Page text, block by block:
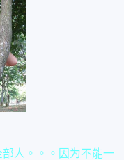
部人。。。因为不能一